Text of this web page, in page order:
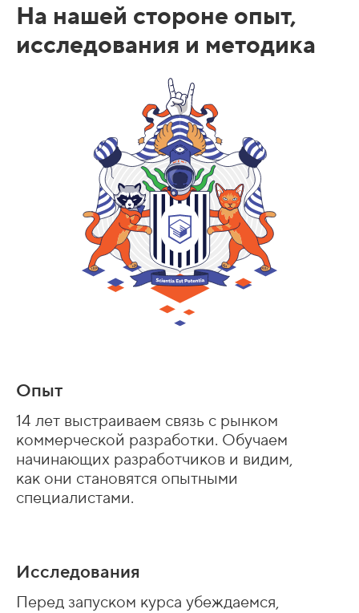
На нашей стороне опыт,
исследования и методика
Опыт
14 лет выстраиваем связь с рынком
коммерческой разработки. Обучаем
начинающих разработчиков и видим,
как они становятся опытными
специалистами.
Исследования
Перед запуском курса убеждаемся,